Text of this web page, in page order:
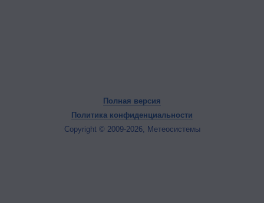
Полная версия
Политика конфиденциальности
Copyright © 2009-2026, Метеосистемы